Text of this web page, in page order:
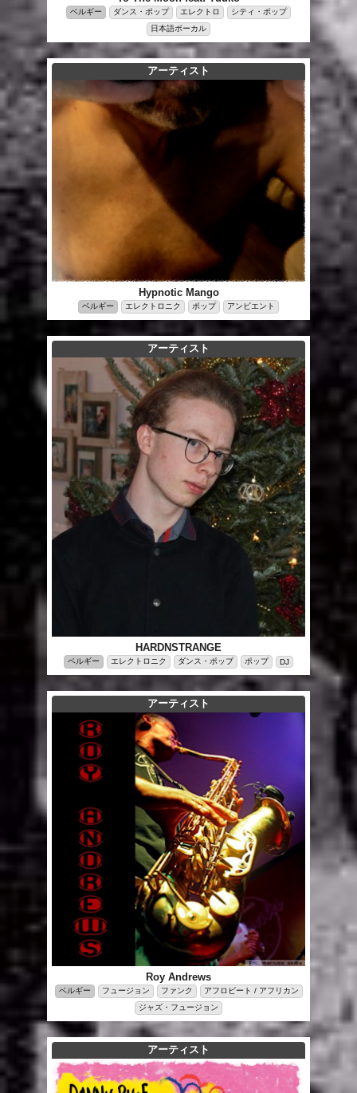
ベルギー ダンス・ポップ エレクトロ
シティ・ポップ
日本語ボーカル
アーティスト
Hypnotic Mango
ベルギー エレクトロニク ポップ アンビエント
アーティスト
HARDNSTRANGE
ベルギー エレクトロニク ダンス・ポップ ポップ DJ
アーティスト
Roy Andrews
ベルギー フュージョン ファンク
アフロビート / アフリカン
ジャズ・フュージョン
アーティスト